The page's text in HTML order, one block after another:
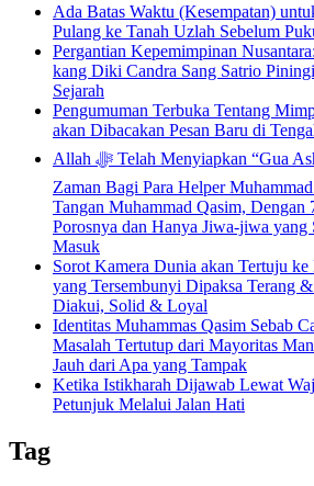
Ada Batas Waktu (Kesempatan)
Pulang ke Tanah Uzlah Sebelum
Pergantian Kepemimpinan
kang Diki Candra Sang Satrio
Sejarah
Pengumuman Terbuka Tentang
akan Dibacakan Pesan Baru di
Allah ﷻ Telah Menyiapkan “Gua Ashabul Kahfi” Akhir
Zaman Bagi Para Helper
Tangan Muhammad Qasim, Dengan
Porosnya dan Hanya Jiwa-jiwa
Masuk
Sorot Kamera Dunia akan Tertuju
yang Tersembunyi Dipaksa Terang
Diakui, Solid & Loyal
Identitas Muhammas Qasim Sebab
Masalah Tertutup dari Mayoritas
Jauh dari Apa yang Tampak
Ketika Istikharah Dijawab Lewat
Petunjuk Melalui Jalan Hati
Tag